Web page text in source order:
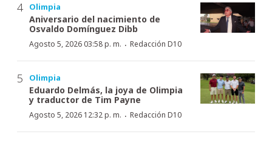
Olimpia
Aniversario del nacimiento de
Osvaldo Domínguez Dibb
Agosto 5, 2026 03:58 p. m. · Redacción D10
Olimpia
Eduardo Delmás, la joya de Olimpia
y traductor de Tim Payne
Agosto 5, 2026 12:32 p. m. · Redacción D10